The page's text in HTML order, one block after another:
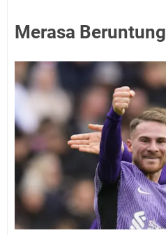
Merasa Beruntung